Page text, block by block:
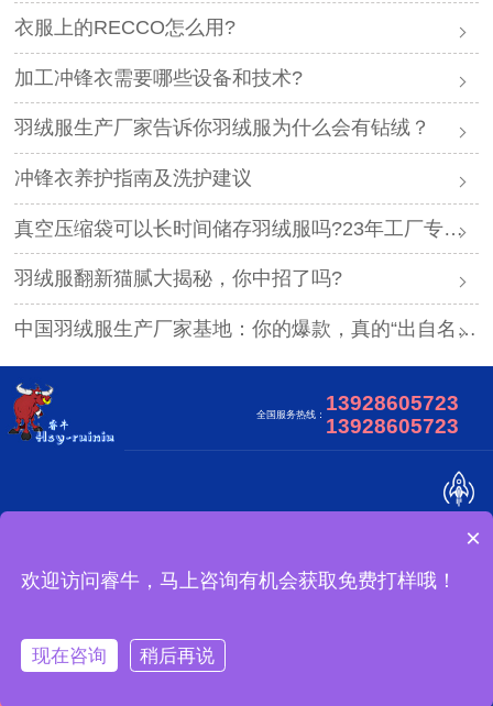
衣服上的RECCO怎么用?
加工冲锋衣需要哪些设备和技术?
羽绒服生产厂家告诉你羽绒服为什么会有钻绒？
冲锋衣养护指南及洗护建议
真空压缩袋可以长时间储存羽绒服吗?23年工厂专业解答
羽绒服翻新猫腻大揭秘，你中招了吗?
中国羽绒服生产厂家基地：你的爆款，真的“出自名门”吗？
全国服务热线： 13928605723
13928605723
广东睿牛制衣有限公司 版权所有
一键拨打 产品中心
冲锋衣可以做吗？
×
欢迎访问睿牛，马上咨询有机会获取免费打样哦！
现在咨询 稍后再说